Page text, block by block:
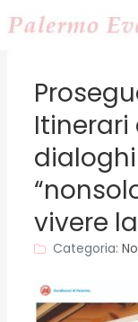
Itinerari
dialoghi
vivere
Categoria: